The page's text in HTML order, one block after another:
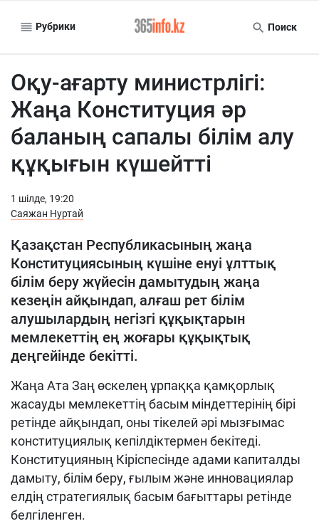
Рубрики Поиск
Оқу-ағарту министрлігі:
Жаңа Конституция әр
баланың сапалы білім алу
құқығын күшейтті
1 шiлде, 19:20
Саяжан Нуртай
Қазақстан Республикасының жаңа
Конституциясының күшіне енуі ұлттық
білім беру жүйесін дамытудың жаңа
кезеңін айқындап, алғаш рет білім
алушылардың негізгі құқықтарын
мемлекеттің ең жоғары құқықтық
деңгейінде бекітті.
Жаңа Ата Заң өскелең ұрпаққа қамқорлық
жасауды мемлекеттің басым міндеттерінің бірі
ретінде айқындап, оны тікелей әрі мызғымас
конституциялық кепілдіктермен бекітеді.
Конституцияның Кіріспесінде адами капиталды
дамыту, білім беру, ғылым және инновациялар
елдің стратегиялық басым бағыттары ретінде
белгіленген.